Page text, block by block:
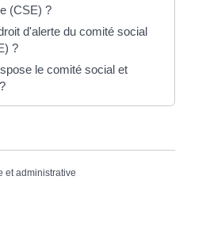
(CSE) ?
d'alerte du comité social
?
le comité social et
et administrative